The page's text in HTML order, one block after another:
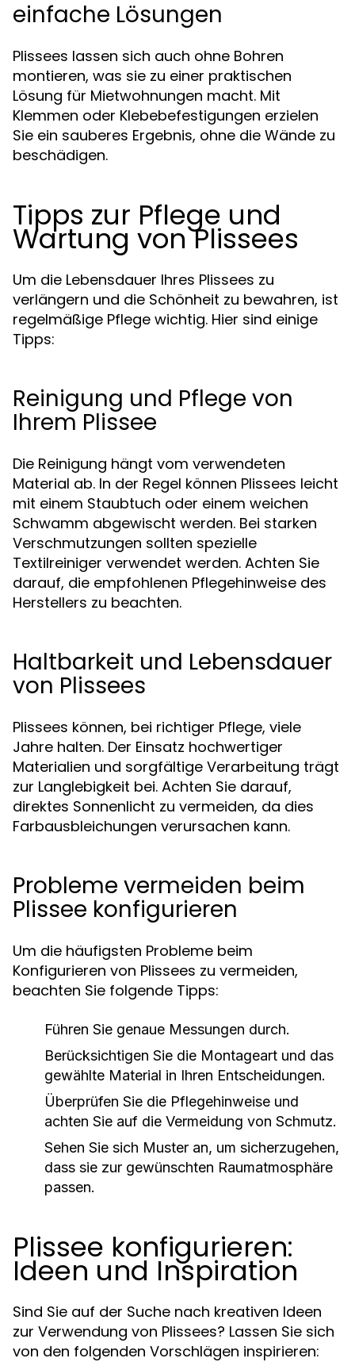
einfache Lösungen
Plissees lassen sich auch ohne Bohren
montieren, was sie zu einer praktischen
Lösung für Mietwohnungen macht. Mit
Klemmen oder Klebebefestigungen erzielen
Sie ein sauberes Ergebnis, ohne die Wände zu
beschädigen.
Tipps zur Pflege und
Wartung von Plissees
Um die Lebensdauer Ihres Plissees zu
verlängern und die Schönheit zu bewahren, ist
regelmäßige Pflege wichtig. Hier sind einige
Tipps:
Reinigung und Pflege von
Ihrem Plissee
Die Reinigung hängt vom verwendeten
Material ab. In der Regel können Plissees leicht
mit einem Staubtuch oder einem weichen
Schwamm abgewischt werden. Bei starken
Verschmutzungen sollten spezielle
Textilreiniger verwendet werden. Achten Sie
darauf, die empfohlenen Pflegehinweise des
Herstellers zu beachten.
Haltbarkeit und Lebensdauer
von Plissees
Plissees können, bei richtiger Pflege, viele
Jahre halten. Der Einsatz hochwertiger
Materialien und sorgfältige Verarbeitung trägt
zur Langlebigkeit bei. Achten Sie darauf,
direktes Sonnenlicht zu vermeiden, da dies
Farbausbleichungen verursachen kann.
Probleme vermeiden beim
Plissee konfigurieren
Um die häufigsten Probleme beim
Konfigurieren von Plissees zu vermeiden,
beachten Sie folgende Tipps:
Führen Sie genaue Messungen durch.
Berücksichtigen Sie die Montageart und das
gewählte Material in Ihren Entscheidungen.
Überprüfen Sie die Pflegehinweise und
achten Sie auf die Vermeidung von Schmutz.
Sehen Sie sich Muster an, um sicherzugehen,
dass sie zur gewünschten Raumatmosphäre
passen.
Plissee konfigurieren:
Ideen und Inspiration
Sind Sie auf der Suche nach kreativen Ideen
zur Verwendung von Plissees? Lassen Sie sich
von den folgenden Vorschlägen inspirieren: